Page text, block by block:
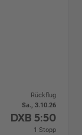
Rückflug
Sa., 3.10.26
DXB 5:50
1 Stopp